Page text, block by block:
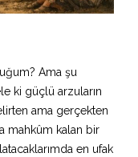
Ama şu
ki güçlü arzuların
ama gerçekten
mahkûm kalan bir
en ufak